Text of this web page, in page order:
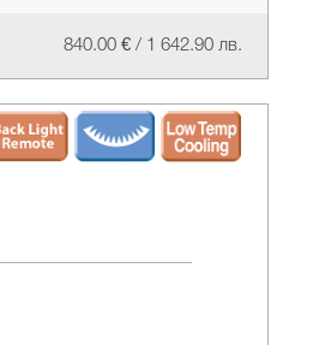
840.00 € / 1 642.90 лв.